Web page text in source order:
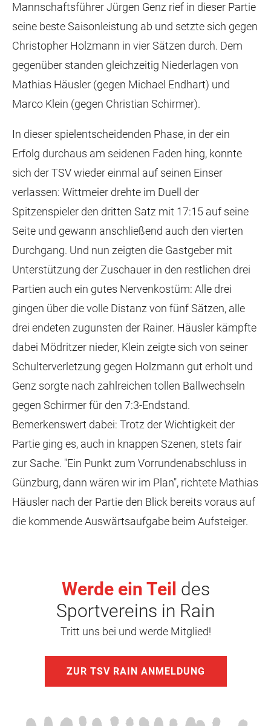
Mannschaftsführer Jürgen Genz rief in dieser Partie
seine beste Saisonleistung ab und setzte sich gegen
Christopher Holzmann in vier Sätzen durch. Dem
gegenüber standen gleichzeitig Niederlagen von
Mathias Häusler (gegen Michael Endhart) und
Marco Klein (gegen Christian Schirmer).
In dieser spielentscheidenden Phase, in der ein
Erfolg durchaus am seidenen Faden hing, konnte
sich der TSV wieder einmal auf seinen Einser
verlassen: Wittmeier drehte im Duell der
Spitzenspieler den dritten Satz mit 17:15 auf seine
Seite und gewann anschließend auch den vierten
Durchgang. Und nun zeigten die Gastgeber mit
Unterstützung der Zuschauer in den restlichen drei
Partien auch ein gutes Nervenkostüm: Alle drei
gingen über die volle Distanz von fünf Sätzen, alle
drei endeten zugunsten der Rainer. Häusler kämpfte
dabei Mödritzer nieder, Klein zeigte sich von seiner
Schulterverletzung gegen Holzmann gut erholt und
Genz sorgte nach zahlreichen tollen Ballwechseln
gegen Schirmer für den 7:3-Endstand.
Bemerkenswert dabei: Trotz der Wichtigkeit der
Partie ging es, auch in knappen Szenen, stets fair
zur Sache. "Ein Punkt zum Vorrundenabschluss in
Günzburg, dann wären wir im Plan", richtete Mathias
Häusler nach der Partie den Blick bereits voraus auf
die kommende Auswärtsaufgabe beim Aufsteiger.
Werde ein Teil des
Sportvereins in Rain
Tritt uns bei und werde Mitglied!
ZUR TSV RAIN ANMELDUNG